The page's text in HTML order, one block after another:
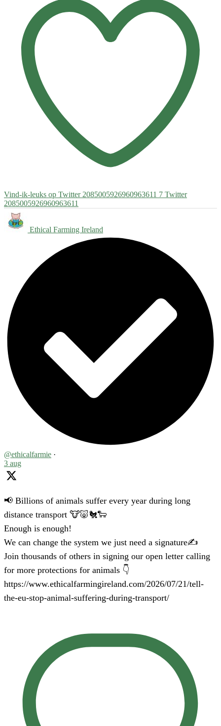
Vind-ik-leuks op Twitter 2085005926960963611 7 Twitter
2085005926960963611
Ethical Farming Ireland
@ethicalfarmie ·
3 aug
📢 Billions of animals suffer every year during long
distance transport 🐮🐷🐔🐑
Enough is enough!
We can change the system we just need a signature✍️
Join thousands of others in signing our open letter calling
for more protections for animals 👇
https://www.ethicalfarmingireland.com/2026/07/21/tell-
the-eu-stop-animal-suffering-during-transport/